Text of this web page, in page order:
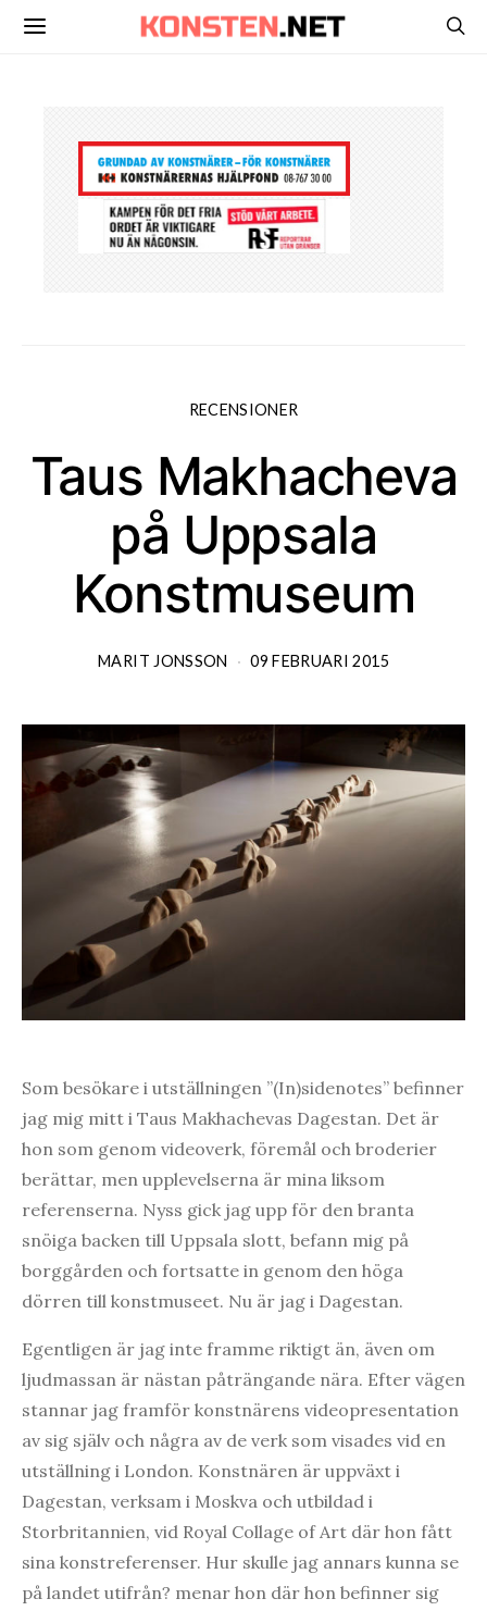
RECENSIONER
Taus Makhacheva
på Uppsala
Konstmuseum
MARIT JONSSON 09 FEBRUARI 2015
Som besökare i utställningen ”(In)sidenotes” befinner
jag mig mitt i Taus Makhachevas Dagestan. Det är
hon som genom videoverk, föremål och broderier
berättar, men upplevelserna är mina liksom
referenserna. Nyss gick jag upp för den branta
snöiga backen till Uppsala slott, befann mig på
borggården och fortsatte in genom den höga
dörren till konstmuseet. Nu är jag i Dagestan.
Egentligen är jag inte framme riktigt än, även om
ljudmassan är nästan påträngande nära. Efter vägen
stannar jag framför konstnärens videopresentation
av sig själv och några av de verk som visades vid en
utställning i London. Konstnären är uppväxt i
Dagestan, verksam i Moskva och utbildad i
Storbritannien, vid Royal Collage of Art där hon fått
sina konstreferenser. Hur skulle jag annars kunna se
på landet utifrån? menar hon där hon befinner sig